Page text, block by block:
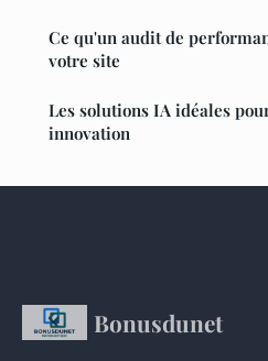
Ce qu'un audit de
votre site
Les solutions IA idéales
innovation
Bonusdunet